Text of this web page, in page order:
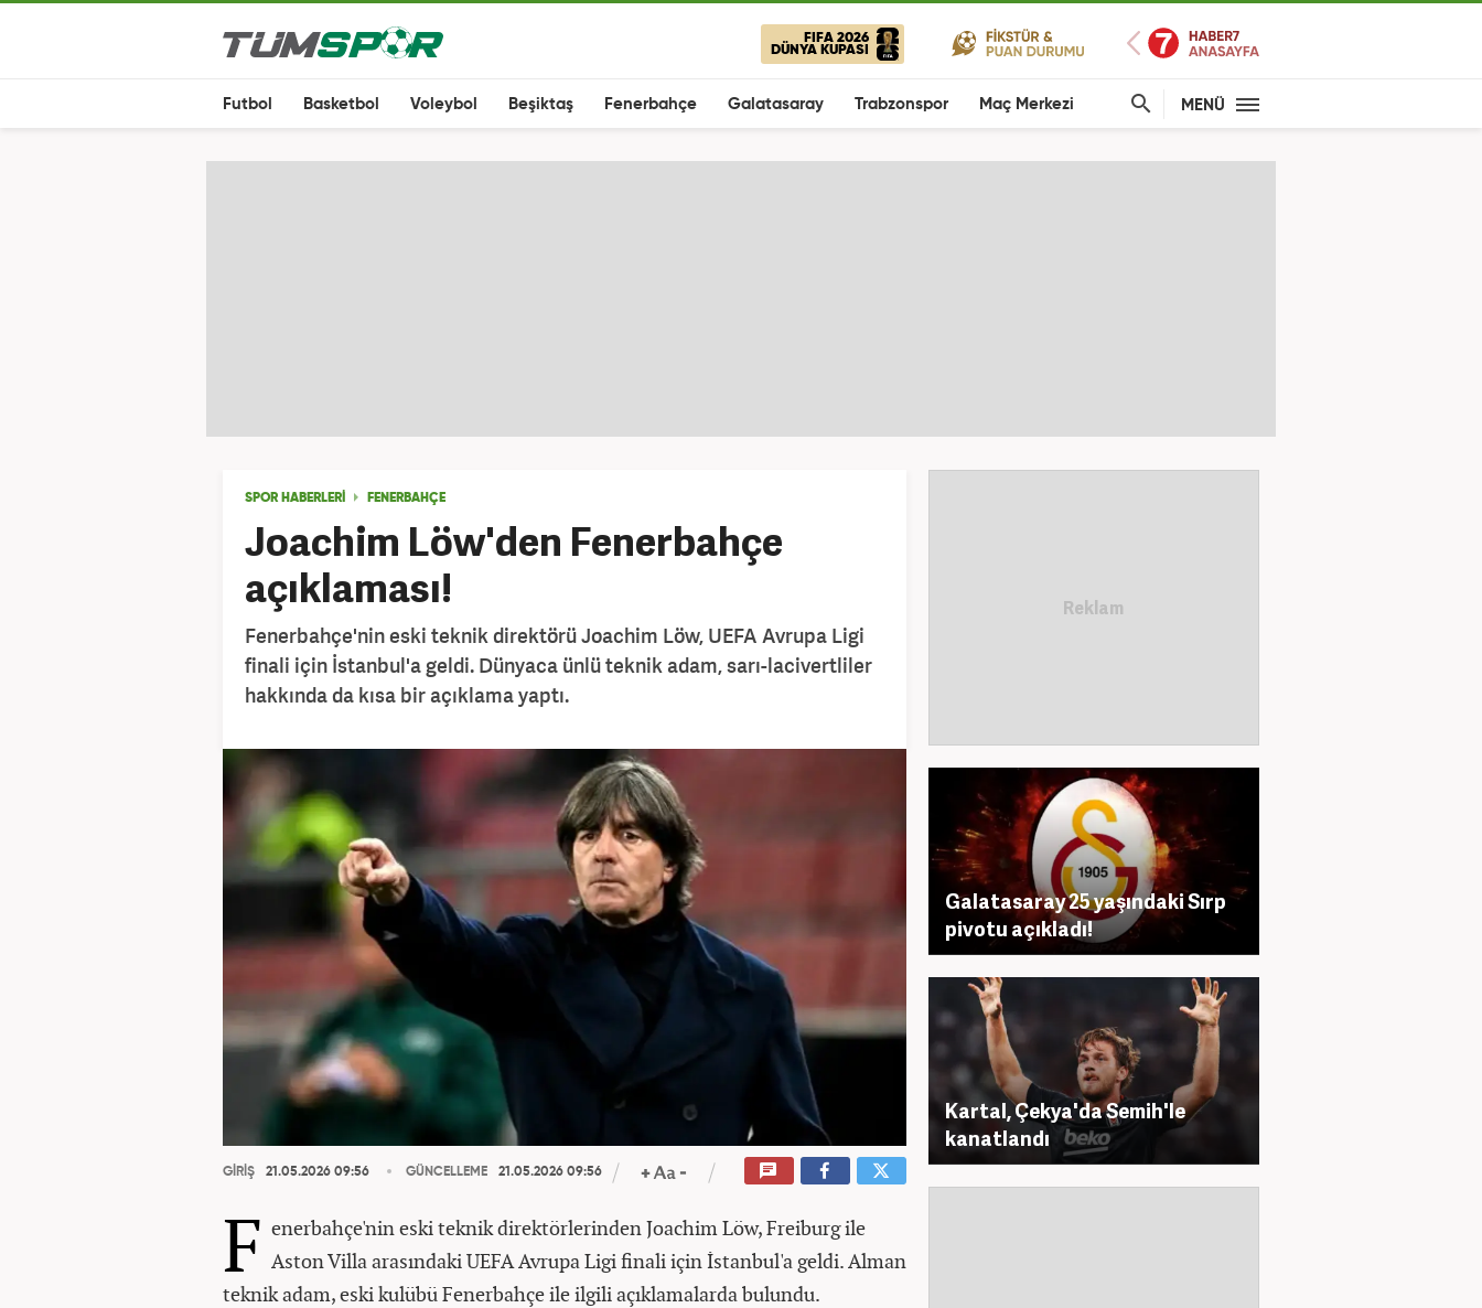
FIFA 2026
DÜNYA KUPASI
Futbol Basketbol Voleybol Beşiktaş Fenerbahçe Galatasaray Trabzonspor Maç Merkezi MENÜ
SPOR HABERLERİ FENERBAHÇE
Joachim Löw'den Fenerbahçe
açıklaması!
Fenerbahçe'nin eski teknik direktörü Joachim Löw, UEFA Avrupa Ligi
finali için İstanbul'a geldi. Dünyaca ünlü teknik adam, sarı-lacivertliler
hakkında da kısa bir açıklama yaptı.
GİRİŞ 21.05.2026 09:56 GÜNCELLEME 21.05.2026 09:56
F enerbahçe'nin eski teknik direktörlerinden Joachim Löw, Freiburg ile
Aston Villa arasındaki UEFA Avrupa Ligi finali için İstanbul'a geldi. Alman
teknik adam, eski kulübü Fenerbahçe ile ilgili açıklamalarda bulundu.
Galatasaray 25 yaşındaki Sırp
pivotu açıkladı!
Kartal, Çekya'da Semih'le
kanatlandı